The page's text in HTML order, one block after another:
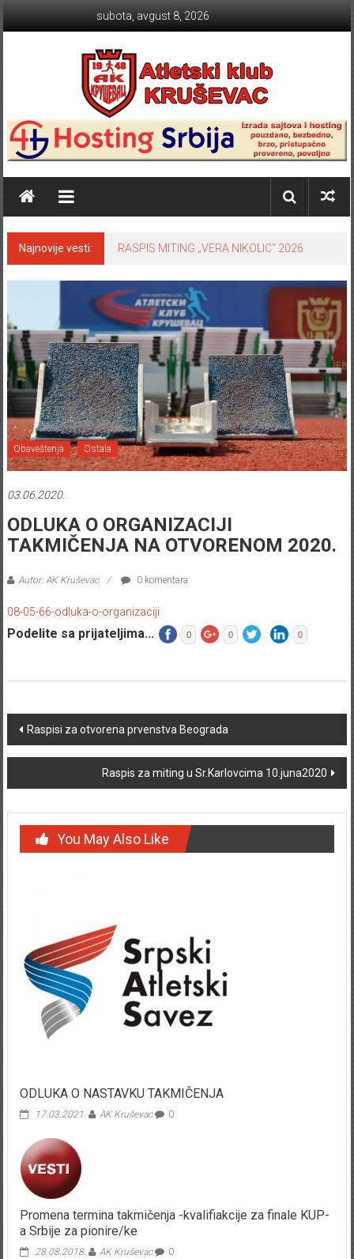
subota, avgust 8, 2026
Atletski klub KRUŠEVAC
Najnovije vesti: RASPIS MITING „VERA NIKOLIC“ 2026
Obaveštenja Ostala
03.06.2020.
ODLUKA O ORGANIZACIJI
TAKMIČENJA NA OTVORENOM 2020.
Autor: AK Kruševac 0 komentara
08-05-66-odluka-o-organizaciji
Podelite sa prijateljima... 0 0 0
Post navigation
Raspisi za otvorena prvenstva Beograda
Raspis za miting u Sr.Karlovcima 10.juna2020
You May Also Like
ODLUKA O NASTAVKU TAKMIČENJA
17.03.2021. AK Kruševac 0
Promena termina takmičenja -kvalifiakcije za finale KUP-
a Srbije za pionire/ke
28.08.2018. AK Kruševac 0